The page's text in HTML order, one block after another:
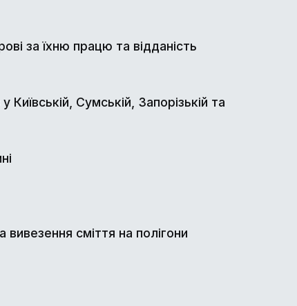
за їхню працю та відданість
Київській, Сумській, Запорізькій та
сміття на полігони